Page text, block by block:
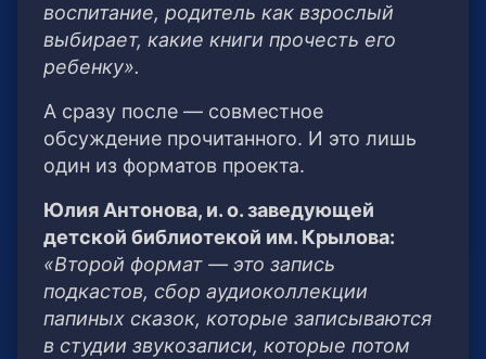
воспитание, родитель как взрослый
выбирает, какие книги прочесть его
ребенку».
А сразу после — совместное
обсуждение прочитанного. И это лишь
один из форматов проекта.
Юлия Антонова, и. о. заведующей
детской библиотекой им. Крылова:
«Второй формат — это запись
подкастов, сбор аудиоколлекции
папиных сказок, которые записываются
в студии звукозаписи, которые потом